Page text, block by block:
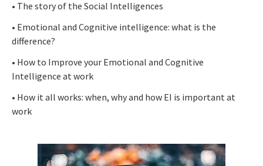
• The story of the Social Intelligences
• Emotional and Cognitive intelligence: what is the
difference?
• How to Improve your Emotional and Cognitive
Intelligence at work
• How it all works: when, why and how EI is important at
work